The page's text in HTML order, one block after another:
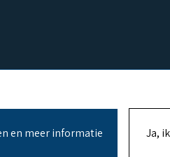
en meer informatie Ja,